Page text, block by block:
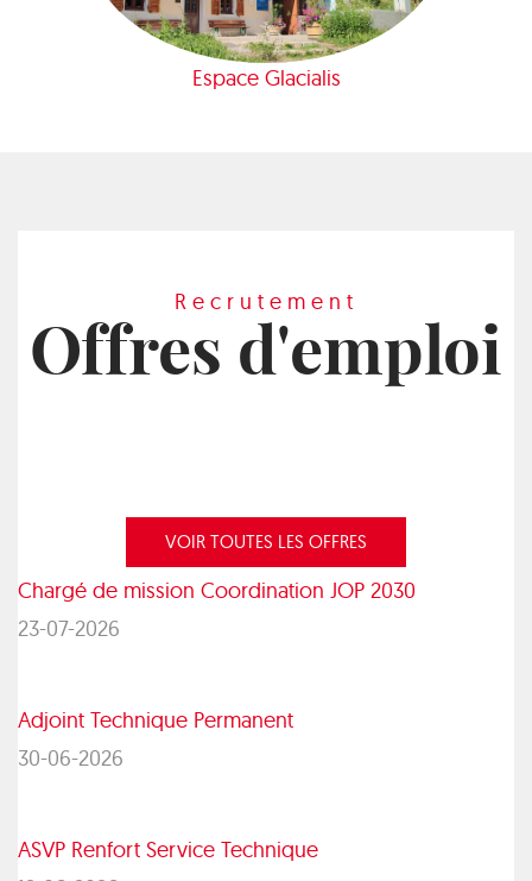
Espace Glacialis
Recrutement
Offres d'emploi
VOIR TOUTES LES OFFRES
Chargé de mission Coordination JOP 2030
23-07-2026
Adjoint Technique Permanent
30-06-2026
ASVP Renfort Service Technique